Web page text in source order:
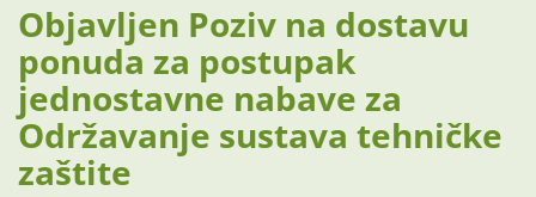
Objavljen Poziv na dostavu
ponuda za postupak
jednostavne nabave za
Održavanje sustava tehničke
zaštite